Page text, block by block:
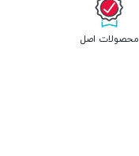
محصولات اصل